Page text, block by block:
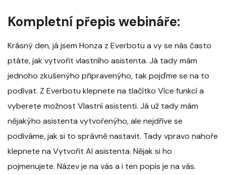
Kompletní přepis webináře:
Krásný den, já jsem Honza z Everbotu a vy se nás často
ptáte, jak vytvořit vlastního asistenta. Já tady mám
jednoho zkušenýho připravenýho, tak pojďme se na to
podívat. Z Everbotu klepnete na tlačítko Více funkcí a
vyberete možnost Vlastní asistenti. Já už tady mám
nějakýho asistenta vytvořenýho, ale nejdříve se
podíváme, jak si to správně nastavit. Tady vpravo nahoře
klepnete na Vytvořit AI asistenta. Nějak si ho
pojmenujete. Název je na vás a i ten popis je na vás.